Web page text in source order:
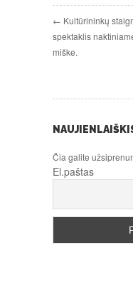
← Kultūrininkų
spektaklis
miške.
Čia galite
El.paštas